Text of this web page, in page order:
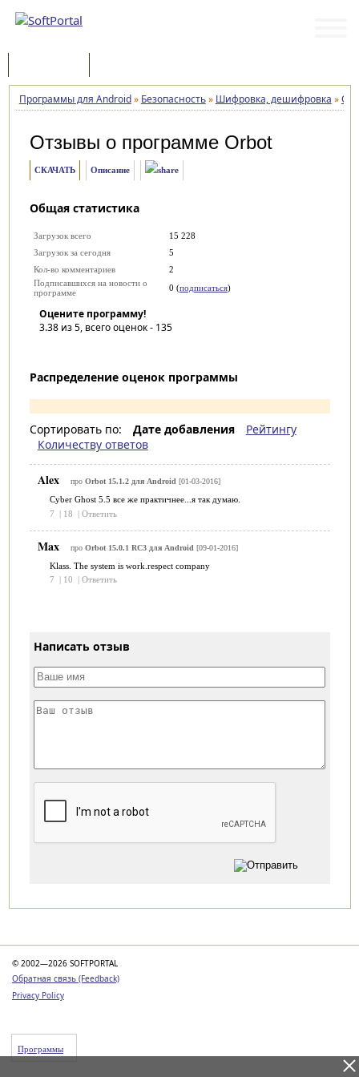
Программы для Android» Безопасность» Шифровка, дешифровка »
Отзывы о программе Orbot
СКАЧАТЬ Описание
Общая статистика
Загрузок всего
15 228
Загрузок за сегодня
5
Кол-во комментариев
2
Подписавшихся на новости о
программе
0 (подписаться)
Оцените программу!
3.38из 5, всего оценок - 135
Распределение оценок программы
Сортировать по: Дате добавления
Рейтингу
Количеству ответов
Alex про Orbot 15.1.2 для Android [01-03-2016]
Cyber Ghost 5.5 все же практичнее...я так думаю.
7
| 18 | Ответить
Max про Orbot 15.0.1 RC3 для Android [09-01-2016]
Klass. The system is work.respect company
7
| 10 | Ответить
Написать отзыв
© 2002—2026 SOFTPORTAL
Обратная связь (Feedback)
Privacy Policy
Программы